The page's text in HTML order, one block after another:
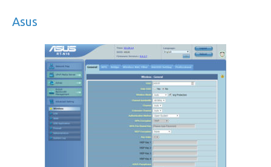
Asus